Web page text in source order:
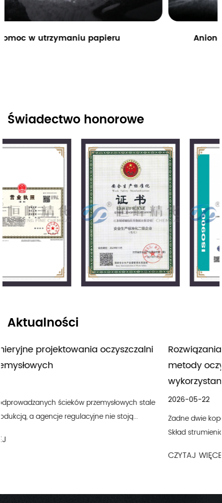
Anionowy proszek poliakryloamidowy
Świadectwo honorowe
Aktualności
Rozwiązania w zakresie ścieków
metody oczyszczania, wybór PAM i ponowne
2026-05-22
Żadne dwie kopalnie nie wytwarzają identycznych
Skład strumienia odprowadzanego ze złóż porfiru miedzi